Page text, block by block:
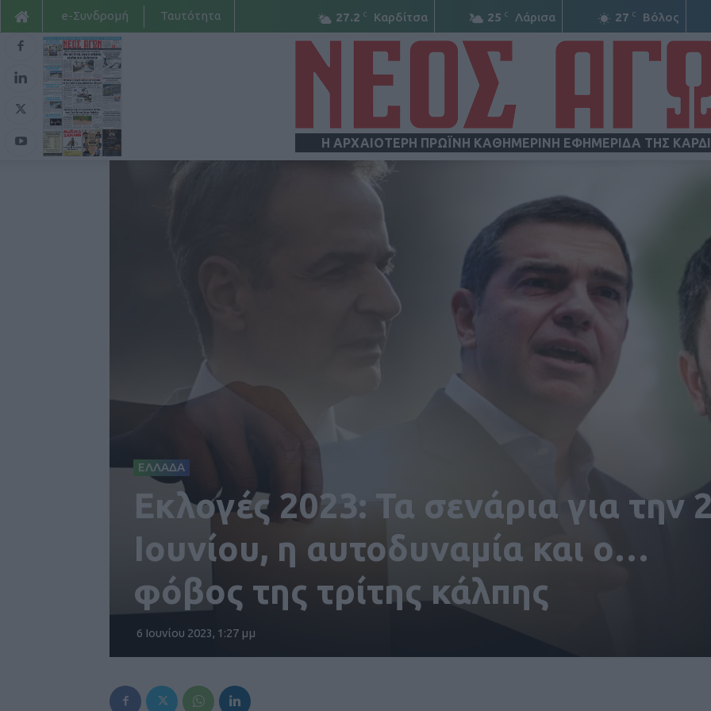
27.2 C Καρδίτσα 25 C Λάρισα 27 C Βόλος
e-Συνδρομή Ταυτότητα
Η ΑΡΧΑΙΟΤΕΡΗ ΠΡΩΪΝΗ ΚΑΘΗΜΕΡΙΝΗ ΕΦΗΜΕΡΙΔΑ ΤΗΣ
ΝΕΟΣ
ΕΛΛΑΔΑ
Εκλογές 2023: Τα σενάρια για την
Ιουνίου, η αυτοδυναμία και ο…
φόβος της τρίτης κάλπης
6 Ιουνίου 2023, 1:27 μμ